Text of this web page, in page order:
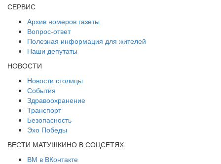
СЕРВИС
Архив номеров газеты
Вопрос-ответ
Полезная информация для жителей
Наши депутаты
НОВОСТИ
Новости столицы
События
Здравоохранение
Транспорт
Безопасность
Эхо Победы
ВЕСТИ МАТУШКИНО В СОЦСЕТЯХ
ВМ в ВКонтакте